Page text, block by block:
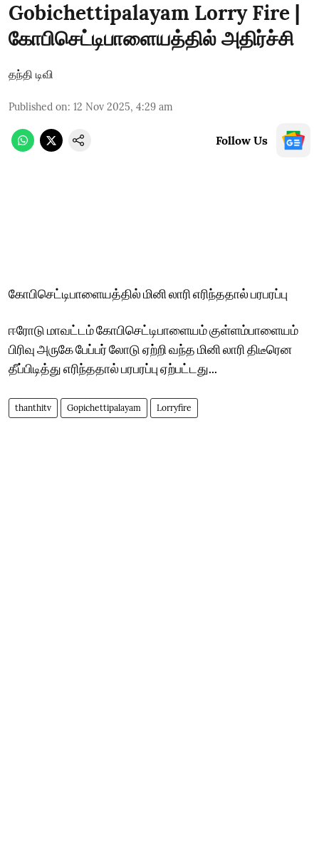
Gobichettipalayam Lorry Fire |
கோபிசெட்டிபாளையத்தில் அதிர்ச்சி
தந்தி டிவி
Published on: 12 Nov 2025, 4:29 am
Follow Us
கோபிசெட்டிபாளையத்தில் மினி லாரி எரிந்ததால் பரபரப்பு
ஈரோடு மாவட்டம் கோபிசெட்டிபாளையம் குள்ளம்பாளையம்
பிரிவு அருகே பேப்பர் லோடு ஏற்றி வந்த மினி லாரி திடீரென
தீப்பிடித்து எரிந்ததால் பரபரப்பு ஏற்பட்டது...
thanthitv Gopichettipalayam Lorryfire